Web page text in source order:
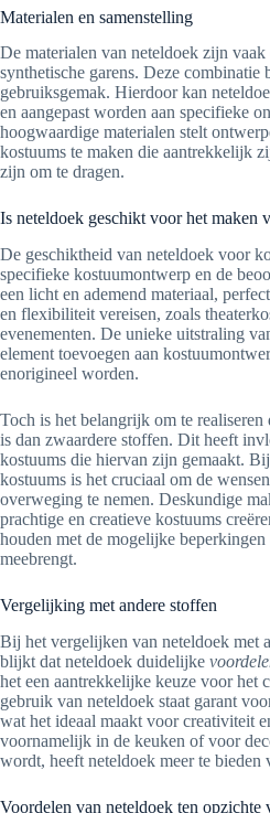
Materialen en samenstelling
De materialen van neteldoek zijn
synthetische garens. Deze combinatie
gebruiksgemak. Hierdoor kan
en aangepast worden aan specifieke
hoogwaardige materialen stelt
kostuums te maken die aantrekkelijk
zijn om te dragen.
Is neteldoek geschikt voor het maken
De geschiktheid van neteldoek voor
specifieke kostuumontwerp en de
een licht en ademend materiaal,
en flexibiliteit vereisen, zoals
evenementen. De unieke uitstraling
element toevoegen aan
enorigineel worden.
Toch is het belangrijk om te
is dan zwaardere stoffen. Dit heeft
kostuums die hiervan zijn gemaakt.
kostuums is het cruciaal om de
overweging te nemen. Deskundige
prachtige en creatieve kostuums
houden met de mogelijke
meebrengt.
Vergelijking met andere stoffen
Bij het vergelijken van neteldoek met
blijkt dat neteldoek duidelijke
het een aantrekkelijke keuze voor het
gebruik van neteldoek staat garant
wat het ideaal maakt voor creativiteit
voornamelijk in de keuken of voor
wordt, heeft neteldoek meer te bieden
Voordelen van neteldoek ten opzichte